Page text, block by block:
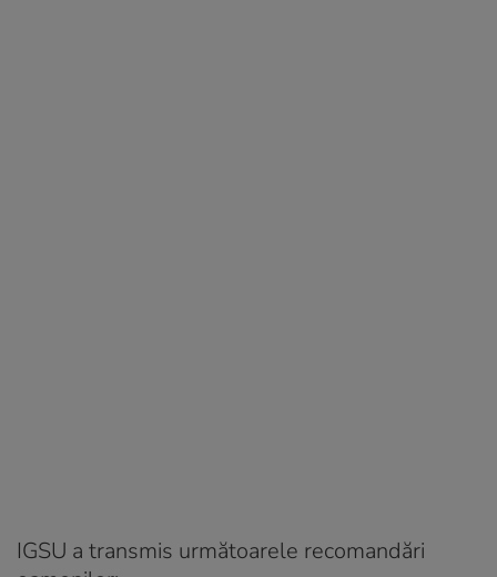
IGSU a transmis următoarele recomandări